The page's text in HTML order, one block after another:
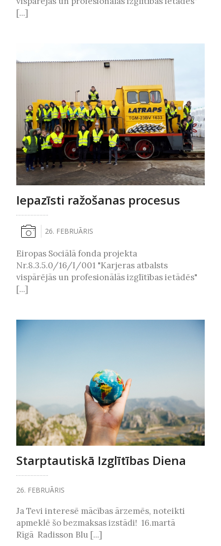
[...]
Iepazīsti ražošanas procesus
26. FEBRUĀRIS
Eiropas Sociālā fonda projekta
Nr.8.3.5.0/16/I/001 "Karjeras atbalsts
vispārējās un profesionālās izglītības ietādēs"
[...]
Starptautiskā Izglītības Diena
26. FEBRUĀRIS
Ja Tevi interesē mācības ārzemēs, noteikti
apmeklē šo bezmaksas izstādi! 16.martā
Rīgā Radisson Blu [...]